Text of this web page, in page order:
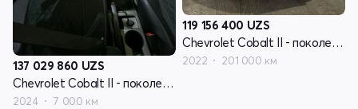
137 029 860 UZS
Chevrolet Cobalt II - поколение рестайлинг
2024 7 000 км
119 156 400 UZS
Chevrolet Cobalt II - поколение рестайлинг
2022 201 000 км